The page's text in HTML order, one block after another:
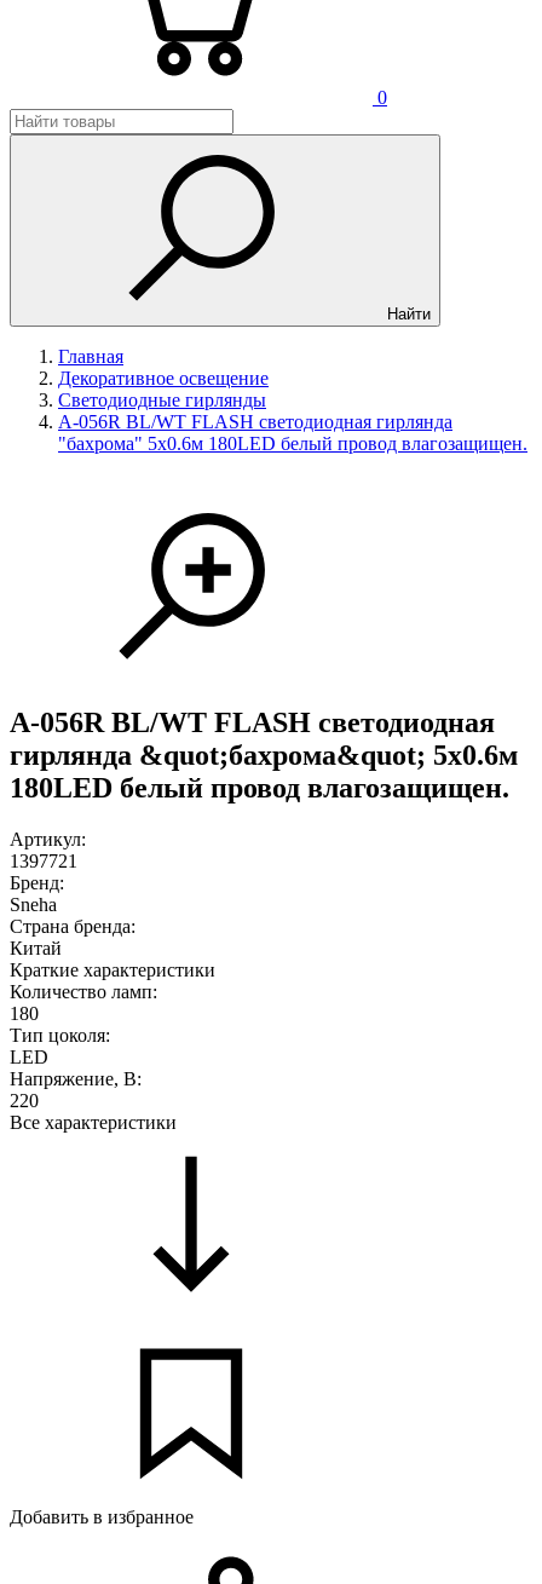
0
Найти
Главная
Декоративное освещение
Светодиодные гирлянды
A-056R BL/WT FLASH светодиодная гирлянда
"бахрома" 5x0.6м 180LED белый провод влагозащищен.
A-056R BL/WT FLASH светодиодная
гирлянда &quot;бахрома&quot; 5x0.6м
180LED белый провод влагозащищен.
Артикул:
1397721
Бренд:
Sneha
Страна бренда:
Китай
Краткие характеристики
Количество ламп:
180
Тип цоколя:
LED
Напряжение, В:
220
Все характеристики
Добавить в избранное